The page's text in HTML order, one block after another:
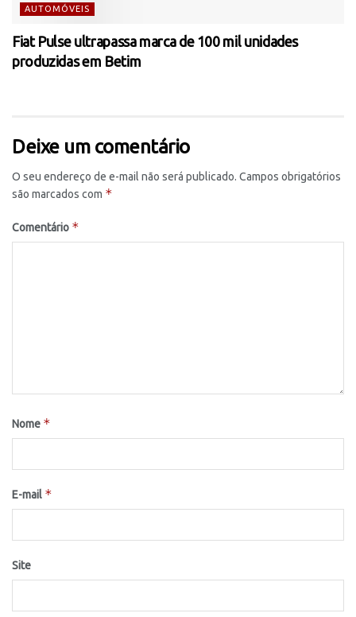
AUTOMÓVEIS
Fiat Pulse ultrapassa marca de 100 mil unidades
produzidas em Betim
Deixe um comentário
O seu endereço de e-mail não será publicado. Campos obrigatórios
são marcados com *
Comentário *
Nome *
E-mail *
Site